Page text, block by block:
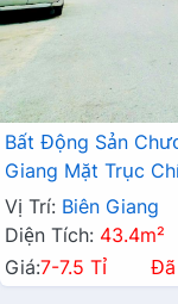
Bất Động Sản
Giang Mặt Trục
Lĩnh Đang Mở Rộng
Vị Trí: Biên Giang
Diện Tích: 43.4m²
Giá:7-7.5 Tỉ Đã